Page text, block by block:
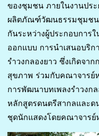
ของชุมชน ภายในงานประ
ผลิตภัณฑ์วัฒนธรรมชุมช
กันระหว่างผู้ประกอบการ
ออกแบบ การนำเสนอบริ
รำวงกลองยาว ซึ่งเกิดจา
สุขภาพ ร่วมกับคณาจารย์
การพัฒนาบทเพลงรำวงก
หลักสูตรดนตรีสากลและด
ชุดนักแสดงโดยคณาจาร